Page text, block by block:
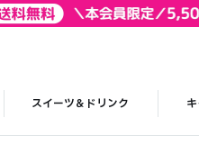
スイーツ＆ドリンク